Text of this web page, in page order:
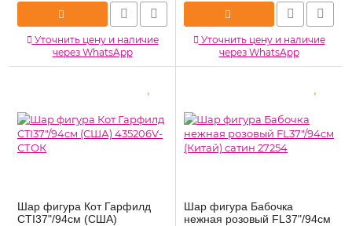
Уточнить цену и наличие
через WhatsApp
Уточнить цену и наличие
через WhatsApp
Шар фигура Кот Гарфилд
CTI37"/94см (США)
Шар фигура Бабочка
нежная розовый FL37"/94см